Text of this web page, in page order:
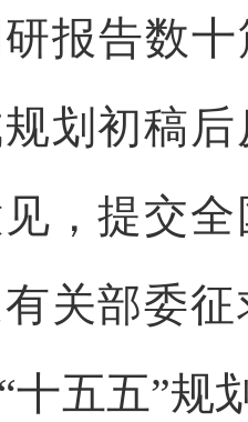
报告数
划初稿
，提交
关部委
十五五”规